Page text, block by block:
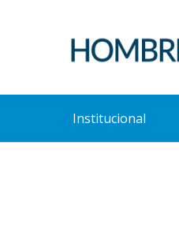
Institucional